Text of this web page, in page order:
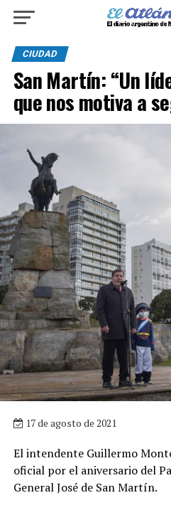
CIUDAD
San Martín: “Un
que nos motiva a
17 de agosto de 2021
El intendente Guillermo
oficial por el aniversario del
General José de San Martín.